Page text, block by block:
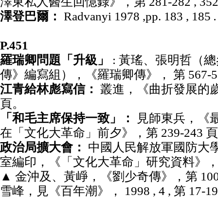
澤登巴爾： Radvanyi 1978 ,pp. 183 , 185 .
P.451
羅瑞卿問題「升級」 : 黃瑤、張明哲（
傳》編寫組），《羅瑞卿傳》， 第 567-
江青給林彪寫信： 叢進，《曲折發展的
頁。
「和毛主席保持一致」：
見師東兵，《
在「文化大革命」前夕》，第 239-243
政治局擴大會： 中國人民解放軍國防大
室編印，《「文化大革命」研究資料》
▲ 金沖及、黃崢，《劉少奇傳》，第
雪峰，見《百年潮》， 1998 , 4 , 第 17-